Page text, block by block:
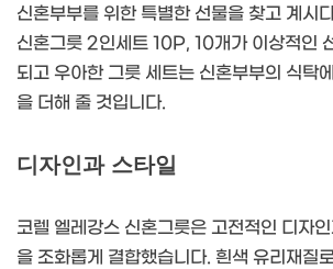
신혼부부를 위한 특별한 선물을 찾고 계시
신혼그릇 2인세트 10P, 10개가 이상적인
되고 우아한 그릇 세트는 신혼부부의 식탁
을 더해 줄 것입니다.
디자인과 스타일
코렐 엘레강스 신혼그릇은 고전적인 디자
을 조화롭게 결합했습니다. 흰색 유리재질